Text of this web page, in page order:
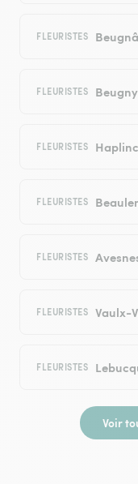
FLEURISTES
FLEURISTES Beugny
FLEURISTES
FLEURISTES
FLEURISTES
FLEURISTES Vaulx-
FLEURISTES
Voir